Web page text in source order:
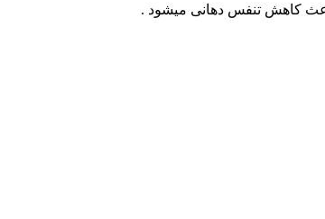
کاهش تنفس دهانی میشود .